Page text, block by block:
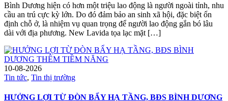
Bình Dương hiện có hơn một triệu lao động là người ngoài tỉnh, nhu
cầu an trú cực kỳ lớn. Do đó đảm bảo an sinh xã hội, đặc biệt ổn
định chỗ ở, là nhiệm vụ quan trọng để người lao động gắn bó lâu
dài với địa phương. New Lavida tọa lạc mặt […]
10-08-2026
Tin tức, Tin thị trường
HƯỞNG LỢI TỪ ĐÒN BẨY HẠ TẦNG, BĐS BÌNH DƯƠNG